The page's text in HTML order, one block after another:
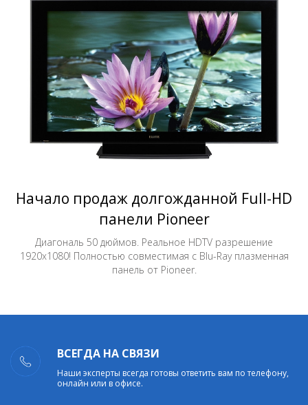
Начало продаж долгожданной Full-HD
панели Pioneer
Диагональ 50 дюймов. Реальное HDTV разрешение
1920x1080! Полностью совместимая с Blu-Ray плазменная
панель от Pioneer.
ВСЕГДА НА СВЯЗИ
Наши эксперты всегда готовы ответить вам по телефону,
онлайн или в офисе.